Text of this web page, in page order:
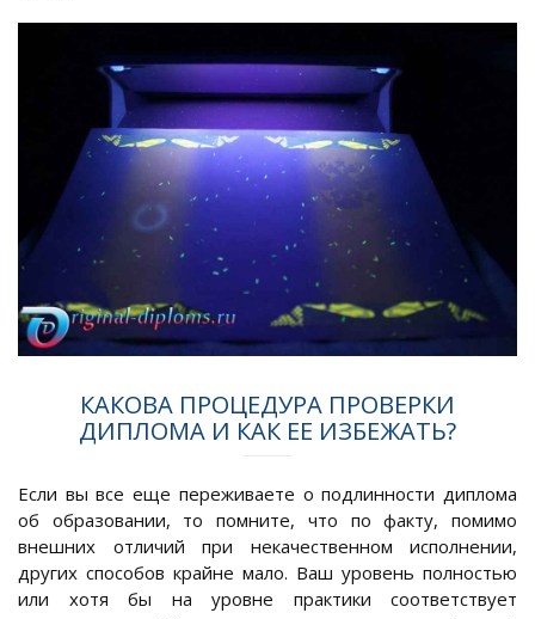
КАКОВА ПРОЦЕДУРА ПРОВЕРКИ
ДИПЛОМА И КАК ЕЕ ИЗБЕЖАТЬ?
Если вы все еще переживаете о подлинности диплома
об образовании, то помните, что по факту, помимо
внешних отличий при некачественном исполнении,
других способов крайне мало. Ваш уровень полностью
или хотя бы на уровне практики соответствует